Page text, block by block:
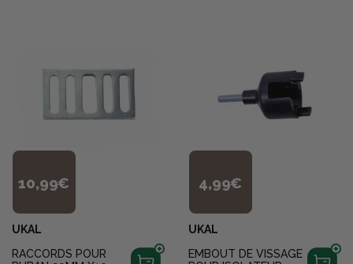
10,99€
UKAL
RACCORDS POUR
4,99€
UKAL
EMBOUT DE VISSAGE